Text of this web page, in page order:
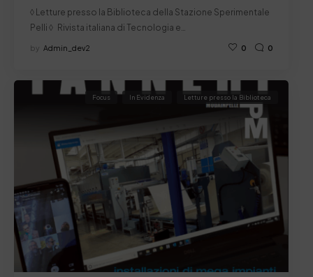
◊ Letture presso la Biblioteca della Stazione Sperimentale
Pelli ◊ Rivista italiana di Tecnologia e…
by Admin_dev2 0 0
Focus In Evidenza Letture presso la Biblioteca